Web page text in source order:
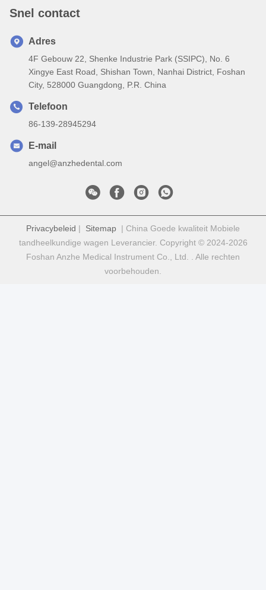
Snel contact
Adres
4F Gebouw 22, Shenke Industrie Park (SSIPC), No. 6
Xingye East Road, Shishan Town, Nanhai District, Foshan
City, 528000 Guangdong, P.R. China
Telefoon
86-139-28945294
E-mail
angel@anzhedental.com
Privacybeleid | Sitemap | China Goede kwaliteit Mobiele
tandheelkundige wagen Leverancier. Copyright © 2024-2026
Foshan Anzhe Medical Instrument Co., Ltd. . Alle rechten
voorbehouden.